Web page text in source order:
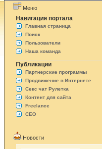
Меню
Навигация портала
Главная страница
Поиск
Пользователи
Наша команда
Публикации
Партнерские программы
Продвижение в Интернете
Секс чат Рулетка
Контент для сайта
Freelance
СЕО
Новости